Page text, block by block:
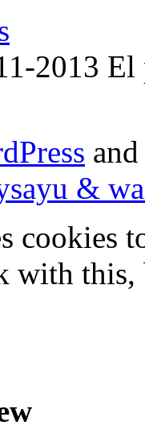
2013 El
and
&
cookies
with